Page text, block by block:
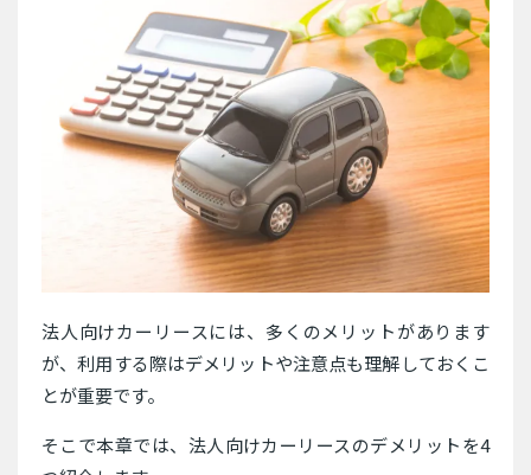
法人向けカーリースには、多くのメリットがあります
が、利用する際はデメリットや注意点も理解しておくこ
とが重要です。
そこで本章では、法人向けカーリースのデメリットを4